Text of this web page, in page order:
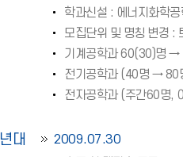
학과신설 : 에너지화학
모집단위 및 명칭 변경 :
기계공학과 60(30)명 →
전기공학과 (40명 → 80
전자공학과 (주간60명,
년대
2009.07.30